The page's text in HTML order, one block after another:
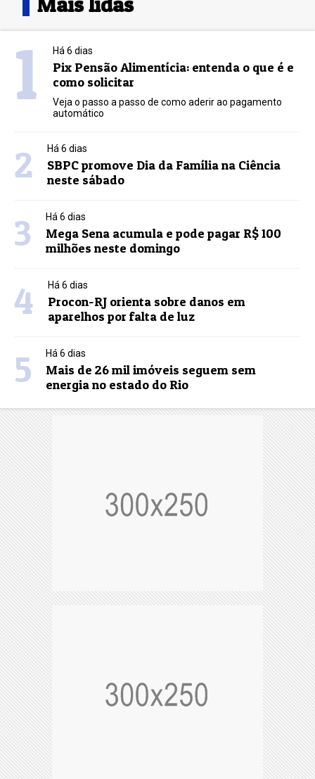
1 Há 6 dias
Pix Pensão Alimentícia: entenda o que é e
como solicitar
Veja o passo a passo de como aderir ao pagamento
automático
2 Há 6 dias
SBPC promove Dia da Família na Ciência
neste sábado
3 Há 6 dias
Mega Sena acumula e pode pagar R$ 100
milhões neste domingo
4 Há 6 dias
Procon-RJ orienta sobre danos em
aparelhos por falta de luz
5 Há 6 dias
Mais de 26 mil imóveis seguem sem
energia no estado do Rio